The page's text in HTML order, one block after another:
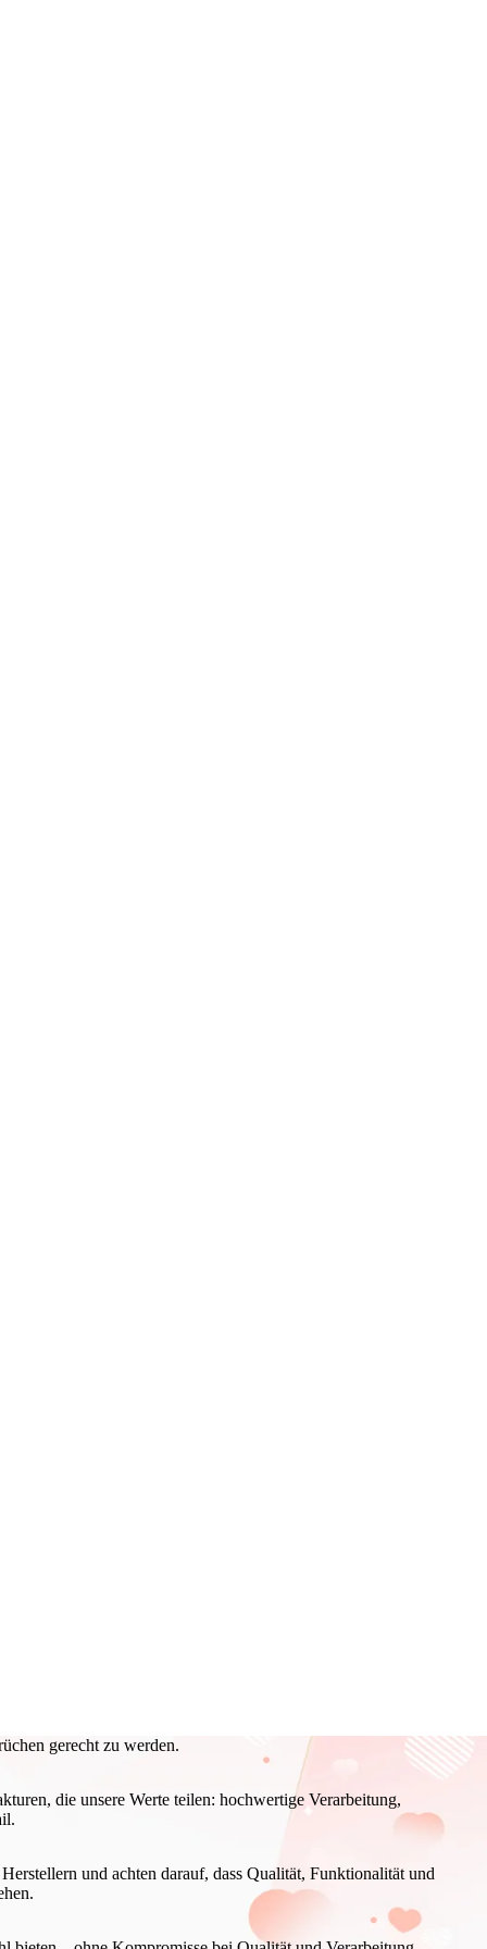
gerecht zu werden.
die unsere Werte teilen: hochwertige Verarbeitung,
und achten darauf, dass Qualität, Funktionalität und